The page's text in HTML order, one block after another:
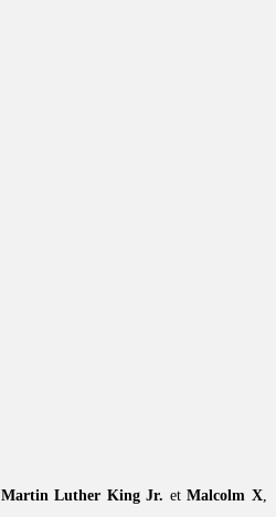
Martin Luther King Jr. etMalcolm X,